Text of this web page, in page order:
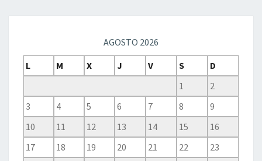
AGOSTO 2026
L
M X J V S
D
1
2
3
4 5 6 7 8
9
10
11 12 13 14 15
16
17
18 19 20 21 22
23